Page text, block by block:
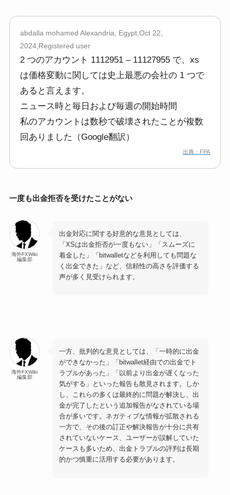
abdalla mohamed Alexandria, Egypt,Oct 22,
2024,Registered user
2 つのアカウント 1112951 – 11127955 で、xs
は価格変動に関しては史上最悪の会社の 1 つで
あると言えます。
ニュース時と毎日および毎週の開始時間
私のアカウントは数秒で破壊されたことが複数
回ありました（Google翻訳）
出典：FPA
一度も出金拒否を受けたことがない
海外FXWiki
編集部
出金対応に関する好意的な意見としては、
「XSは出金拒否が一度もない」「スムーズに
着金した」「bitwalletなどを利用しても問題な
く出金できた」など、信頼性の高さを評価する
声が多く見受けられます。
海外FXWiki
編集部
一方、批判的な意見としては、「一時的に出金
ができなかった」「bitwallet経由での出金でト
ラブルがあった」「以前より出金が遅くなった
気がする」といった報告も散見されます。しか
し、これらの多くは最終的に問題が解決し、出
金が完了したという追加報告がなされている場
合が多いです。ネガティブな情報が拡散される
一方で、その後の訂正や解決報告が十分に共有
されていないケース、ユーザーが誤解していた
ケースも多いため、出金トラブルの評判は長期
的かつ慎重に活用する必要があります。